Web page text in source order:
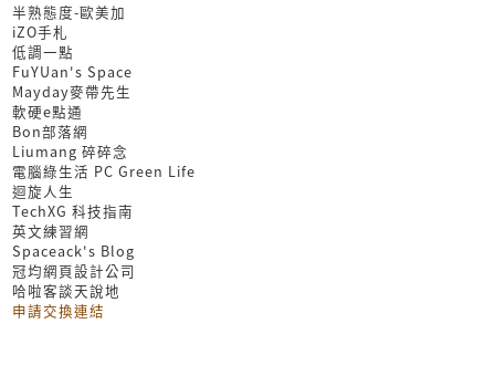
半熟態度-歐美加
iZO手札
低調一點
FuYUan's Space
Mayday麥帶先生
軟硬e點通
Bon部落網
Liumang 碎碎念
電腦綠生活 PC Green Life
迴旋人生
TechXG 科技指南
英文練習網
Spaceack's Blog
冠均網頁設計公司
哈啦客談天說地
申請交換連結